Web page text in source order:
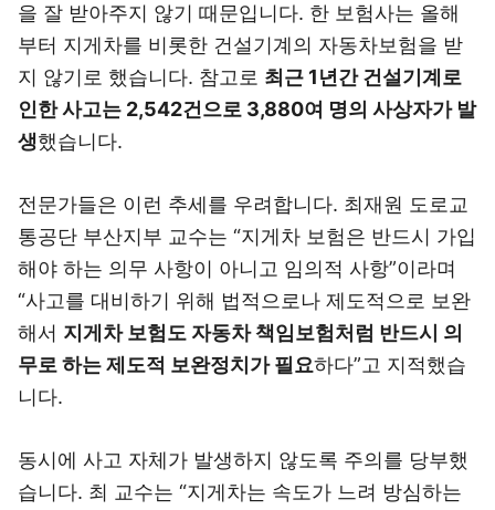
을 잘 받아주지 않기 때문입니다. 한 보험사는 올해
부터 지게차를 비롯한 건설기계의 자동차보험을 받
지 않기로 했습니다. 참고로 최근 1년간 건설기계로
인한 사고는 2,542건으로 3,880여 명의 사상자가 발
생했습니다.
전문가들은 이런 추세를 우려합니다. 최재원 도로교
통공단 부산지부 교수는 “지게차 보험은 반드시 가입
해야 하는 의무 사항이 아니고 임의적 사항”이라며
“사고를 대비하기 위해 법적으로나 제도적으로 보완
해서 지게차 보험도 자동차 책임보험처럼 반드시 의
무로 하는 제도적 보완정치가 필요하다”고 지적했습
니다.
동시에 사고 자체가 발생하지 않도록 주의를 당부했
습니다. 최 교수는 “지게차는 속도가 느려 방심하는